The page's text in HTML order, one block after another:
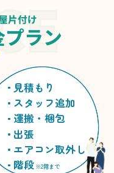
片付け
ラン
見積もり
スタッフ追加
運搬・梱包
出張
エアコン取外し
階段 ※2階まで